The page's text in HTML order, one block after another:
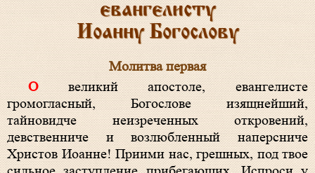
евангелисту
Иоанну Богослову
Молитва первая
О великий апостоле, евангелисте
громогласный, Богослове изящнейший,
тайновидче неизреченных откровений,
девственниче и возлюбленный наперсниче
Христов Иоанне! Приими нас, грешных, под твое